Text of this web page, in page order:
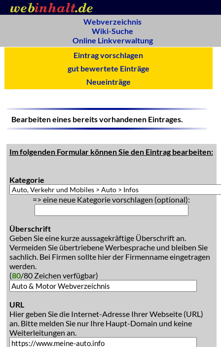
Webverzeichnis
Wiki-Suche
Online Linkverwaltung
Eintrag vorschlagen
gut bewertete Einträge
Neueinträge
Bearbeiten eines bereits vorhandenen Eintrages.
Im folgenden Formular können Sie den Eintrag bearbeiten:
Kategorie
=> eine neue Kategorie vorschlagen (optional):
Überschrift
Geben Sie eine kurze aussagekräftige Überschrift an.
Vermeiden Sie übertriebene Werbesprache und bleiben Sie
sachlich. Bei Firmen sollte hier der Firmenname eingetragen
werden.
(80/80 Zeichen verfügbar)
URL
Hier geben Sie die Internet-Adresse Ihrer Webseite (URL)
an. Bitte melden Sie nur Ihre Haupt-Domain und keine
Weiterleitungen an.